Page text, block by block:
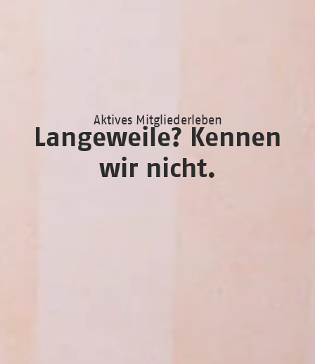
Aktives Mitgliederleben
Langeweile? Kennen
wir nicht.